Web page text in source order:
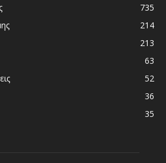
735
214
213
63
52
36
35